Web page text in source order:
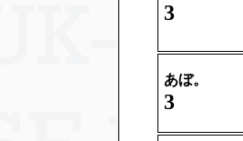
3
あぼ。
3